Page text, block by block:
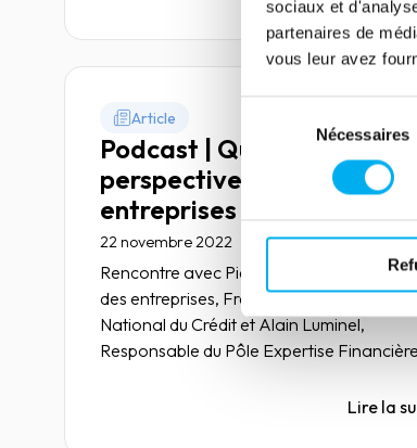
sociaux et
partenaires de
vous leur avez
consentement
Nécessaires
Article
Podcast | Quelles
perspectives pour les
entreprises françaises ?
22 novembre 2022 Risk management
Rencontre avec Pierre Pelouzet,
des entreprises, Frederic Visnovsky,
National du Crédit et Alain Luminel,
Responsable du Pôle Expertise Financière
Lire la